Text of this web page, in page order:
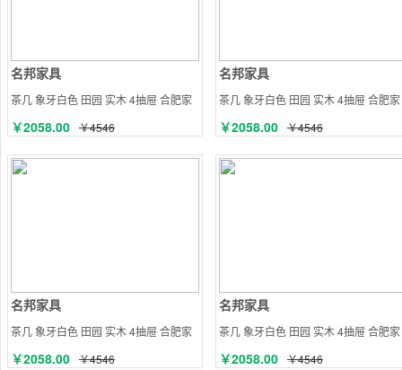
名邦家具
茶几 象牙白色 田园 实木 4抽屉 合肥家
具
￥2058.00 ￥4546
名邦家具
茶几 象牙白色 田园 实木 4抽屉 合肥家
具
￥2058.00 ￥4546
名邦家具
茶几 象牙白色 田园 实木 4抽屉 合肥家
具
￥2058.00 ￥4546
名邦家具
茶几 象牙白色 田园 实木 4抽屉 合肥家
具
￥2058.00 ￥4546